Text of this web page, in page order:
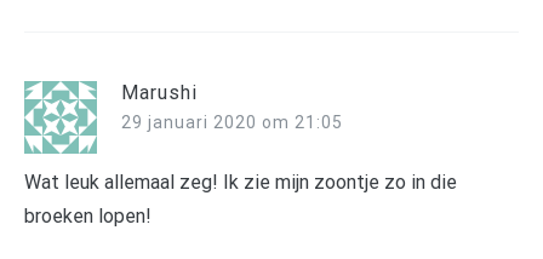
Marushi
29 januari 2020 om 21:05
Wat leuk allemaal zeg! Ik zie mijn zoontje zo in die
broeken lopen!